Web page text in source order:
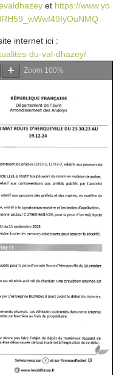
et https://www.yo
internet ici :
du-val-dhazey/
Zoom 100%